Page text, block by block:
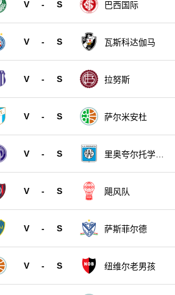
V - S 巴西国际
V - S 瓦斯科达伽马
V - S 拉努斯
V - S 萨尔米安杜
V - S
里奥夸尔托学生
V - S 飓风队
V - S 萨斯菲尔德
V - S 纽维尔老男孩